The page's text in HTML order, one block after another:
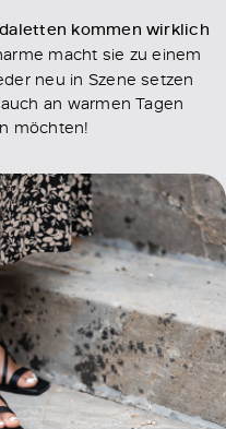
kommen wirklich
macht sie zu einem
neu in Szene setzen
an warmen Tagen
möchten!